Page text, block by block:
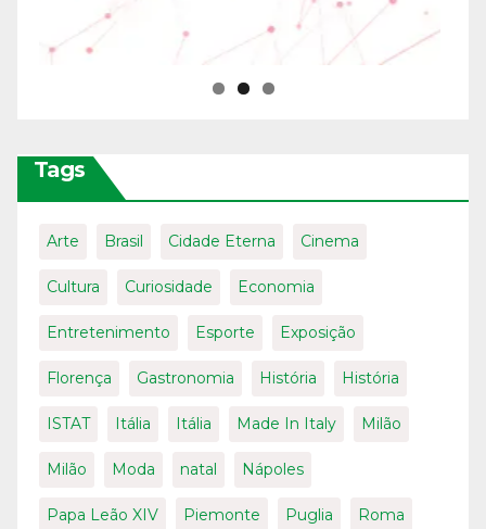
Tags
Arte Brasil Cidade Eterna Cinema
Cultura Curiosidade Economia
Entretenimento Esporte Exposição
Florença Gastronomia História História
ISTAT Itália Itália Made In Italy Milão
Milão Moda natal Nápoles
Papa Leão XIV Piemonte Puglia Roma